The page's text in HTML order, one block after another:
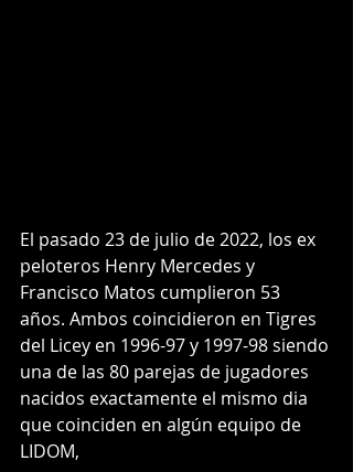
El pasado 23 de julio de 2022, los ex
peloteros Henry Mercedes y
Francisco Matos cumplieron 53
años. Ambos coincidieron en Tigres
del Licey en 1996-97 y 1997-98 siendo
una de las 80 parejas de jugadores
nacidos exactamente el mismo dia
que coinciden en algún equipo de
LIDOM,